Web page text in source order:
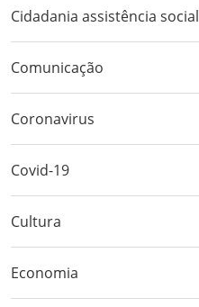
Cidadania assistência social
Comunicação
Coronavirus
Covid-19
Cultura
Economia